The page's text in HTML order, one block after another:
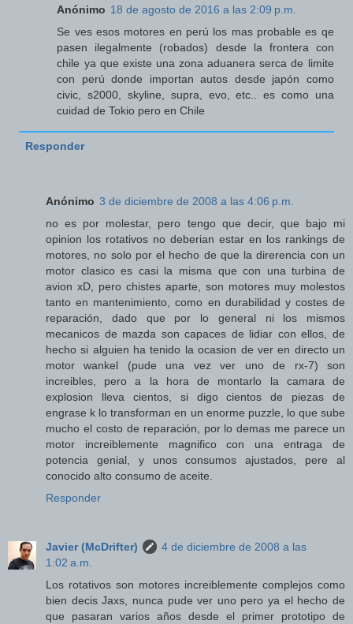
Anónimo 18 de agosto de 2016 a las 2:09 p.m.
Se ves esos motores en perú los mas probable es qe
pasen ilegalmente (robados) desde la frontera con
chile ya que existe una zona aduanera serca de limite
con perú donde importan autos desde japón como
civic, s2000, skyline, supra, evo, etc.. es como una
cuidad de Tokio pero en Chile
Responder
Anónimo 3 de diciembre de 2008 a las 4:06 p.m.
no es por molestar, pero tengo que decir, que bajo mi
opinion los rotativos no deberian estar en los rankings de
motores, no solo por el hecho de que la direrencia con un
motor clasico es casi la misma que con una turbina de
avion xD, pero chistes aparte, son motores muy molestos
tanto en mantenimiento, como en durabilidad y costes de
reparación, dado que por lo general ni los mismos
mecanicos de mazda son capaces de lidiar con ellos, de
hecho si alguien ha tenido la ocasion de ver en directo un
motor wankel (pude una vez ver uno de rx-7) son
increibles, pero a la hora de montarlo la camara de
explosion lleva cientos, si digo cientos de piezas de
engrase k lo transforman en un enorme puzzle, lo que sube
mucho el costo de reparación, por lo demas me parece un
motor increiblemente magnifico con una entraga de
potencia genial, y unos consumos ajustados, pere al
conocido alto consumo de aceite.
Responder
Javier (McDrifter)
4 de diciembre de 2008 a las
1:02 a.m.
Los rotativos son motores increiblemente complejos como
bien decis Jaxs, nunca pude ver uno pero ya el hecho de
que pasaran varios años desde el primer prototipo de